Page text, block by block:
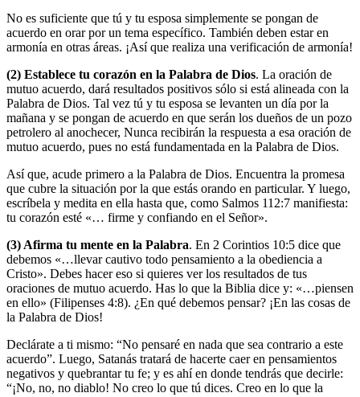
No es suficiente que tú y tu esposa simplemente se pongan de
acuerdo en orar por un tema específico. También deben estar en
armonía en otras áreas. ¡Así que realiza una verificación de armonía!
(2) Establece tu corazón en la Palabra de Dios. La oración de
mutuo acuerdo, dará resultados positivos sólo si está alineada con la
Palabra de Dios. Tal vez tú y tu esposa se levanten un día por la
mañana y se pongan de acuerdo en que serán los dueños de un pozo
petrolero al anochecer, Nunca recibirán la respuesta a esa oración de
mutuo acuerdo, pues no está fundamentada en la Palabra de Dios.
Así que, acude primero a la Palabra de Dios. Encuentra la promesa
que cubre la situación por la que estás orando en particular. Y luego,
escríbela y medita en ella hasta que, como Salmos 112:7 manifiesta:
tu corazón esté «… firme y confiando en el Señor».
(3) Afirma tu mente en la Palabra. En 2 Corintios 10:5 dice que
debemos «…llevar cautivo todo pensamiento a la obediencia a
Cristo». Debes hacer eso si quieres ver los resultados de tus
oraciones de mutuo acuerdo. Has lo que la Biblia dice y: «…piensen
en ello» (Filipenses 4:8). ¿En qué debemos pensar? ¡En las cosas de
la Palabra de Dios!
Declárate a ti mismo: “No pensaré en nada que sea contrario a este
acuerdo”. Luego, Satanás tratará de hacerte caer en pensamientos
negativos y quebrantar tu fe; y es ahí en donde tendrás que decirle:
“¡No, no, no diablo! No creo lo que tú dices. Creo en lo que la